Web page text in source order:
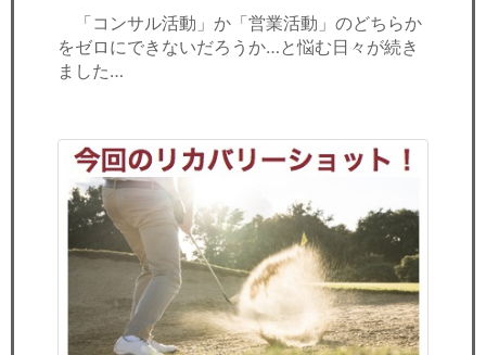
「コンサル活動」か「営業活動」のどちらか
をゼロにできないだろうか…と悩む日々が続き
ました…